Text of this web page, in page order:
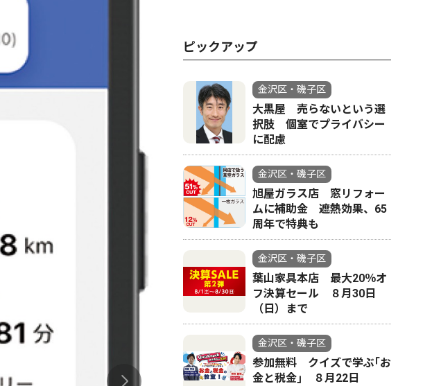
ピックアップ
金沢区・磯子区
大黒屋 売らないという選
択肢 個室でプライバシー
に配慮
金沢区・磯子区
旭屋ガラス店 窓リフォー
ムに補助金 遮熱効果、65
周年で特典も
金沢区・磯子区
葉山家具本店 最大20％オ
フ決算セール ８月30日
（日）まで
金沢区・磯子区
参加無料 クイズで学ぶ｢お
金と税金｣ ８月22日